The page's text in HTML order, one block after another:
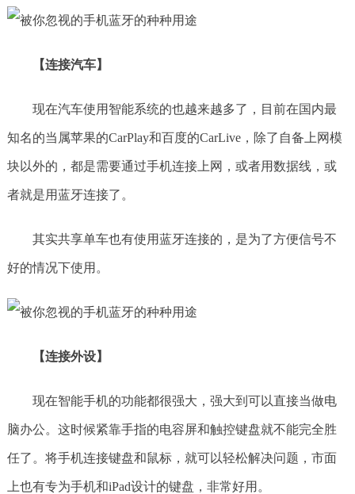
【连接汽车】
现在汽车使用智能系统的也越来越多了，目前在国内最
知名的当属苹果的CarPlay和百度的CarLive，除了自备上网模
块以外的，都是需要通过手机连接上网，或者用数据线，或
者就是用蓝牙连接了。
其实共享单车也有使用蓝牙连接的，是为了方便信号不
好的情况下使用。
【连接外设】
现在智能手机的功能都很强大，强大到可以直接当做电
脑办公。这时候紧靠手指的电容屏和触控键盘就不能完全胜
任了。将手机连接键盘和鼠标，就可以轻松解决问题，市面
上也有专为手机和iPad设计的键盘，非常好用。